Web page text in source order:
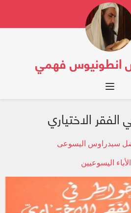
انطونيوس فهمي
Toggle navigation
الاختياري
سيدراوس اليسوعى
الأباء اليسوعيين